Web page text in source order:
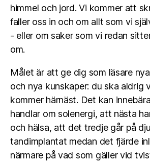
himmel och jord. Vi kommer att
faller oss in och om allt som vi
- eller om saker som vi redan
om.
Målet är att ge dig som läsare
och nya kunskaper: du ska aldrig
kommer härnäst. Det kan
handlar om solenergi, att nästa
och hälsa, att det tredje går på
tandimplantat medan det fjärde
närmare på vad som gäller vid